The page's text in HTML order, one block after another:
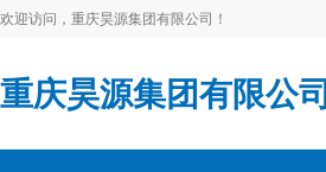
欢迎访问，重庆昊源集团有限公司！
重庆昊源集团有限公司